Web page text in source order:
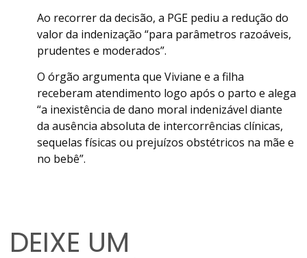
Ao recorrer da decisão, a PGE pediu a redução do
valor da indenização “para parâmetros razoáveis,
prudentes e moderados”.
O órgão argumenta que Viviane e a filha
receberam atendimento logo após o parto e alega
“a inexistência de dano moral indenizável diante
da ausência absoluta de intercorrências clínicas,
sequelas físicas ou prejuízos obstétricos na mãe e
no bebê”.
DEIXE UM